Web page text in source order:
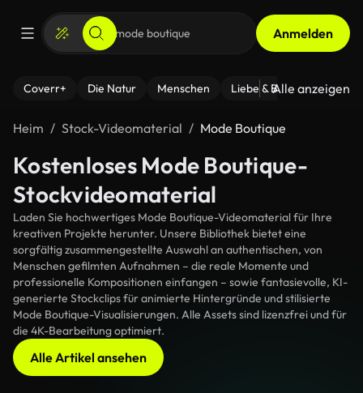
Anmelden
Coverr+ Die Natur Menschen Liebe & Beziehungen
Alle anzeigen
Heim Stock-Videomaterial Mode Boutique
Kostenloses Mode Boutique-
Stockvideomaterial
Laden Sie hochwertiges Mode Boutique-Videomaterial für Ihre
kreativen Projekte herunter. Unsere Bibliothek bietet eine
sorgfältig zusammengestellte Auswahl an authentischen, von
Menschen gefilmten Aufnahmen – die reale Momente und
professionelle Kompositionen einfangen – sowie fantasievolle, KI-
generierte Stockclips für animierte Hintergründe und stilisierte
Mode Boutique-Visualisierungen. Alle Assets sind lizenzfrei und für
die 4K-Bearbeitung optimiert.
Alle Artikel ansehen